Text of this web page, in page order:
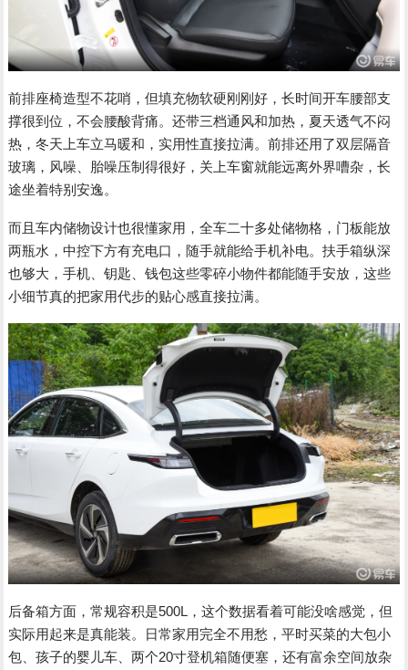
前排座椅造型不花哨，但填充物软硬刚刚好，长时间开车腰部支
撑很到位，不会腰酸背痛。还带三档通风和加热，夏天透气不闷
热，冬天上车立马暖和，实用性直接拉满。前排还用了双层隔音
玻璃，风噪、胎噪压制得很好，关上车窗就能远离外界嘈杂，长
途坐着特别安逸。
而且车内储物设计也很懂家用，全车二十多处储物格，门板能放
两瓶水，中控下方有充电口，随手就能给手机补电。扶手箱纵深
也够大，手机、钥匙、钱包这些零碎小物件都能随手安放，这些
小细节真的把家用代步的贴心感直接拉满。
后备箱方面，常规容积是500L，这个数据看着可能没啥感觉，但
实际用起来是真能装。日常家用完全不用愁，平时买菜的大包小
包、孩子的婴儿车、两个20寸登机箱随便塞，还有富余空间放杂